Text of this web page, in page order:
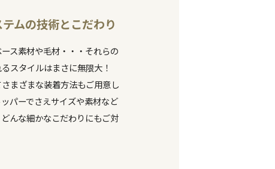
うみしま